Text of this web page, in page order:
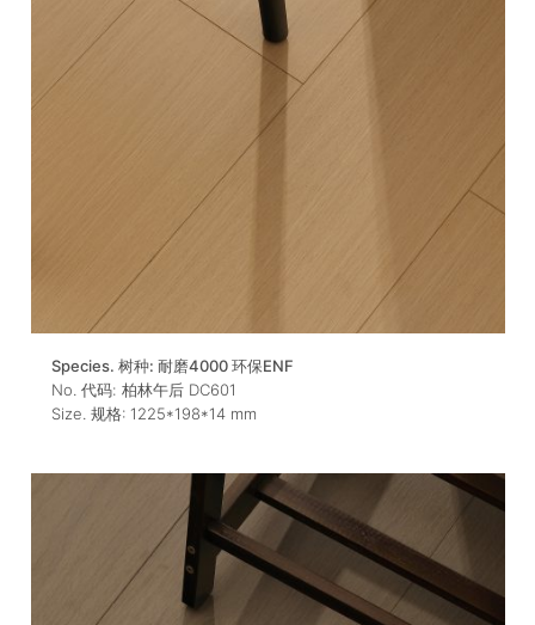
Species. 树种: 耐磨4000 环保ENF
No. 代码: 柏林午后 DC601
Size. 规格: 1225*198*14mm